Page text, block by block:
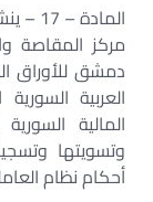
مركز المقاصة
دمشق للأوراق
العربية
المالية
وتسويتها
أحكام نظام